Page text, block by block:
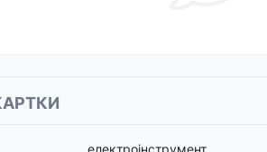
електроінструмент